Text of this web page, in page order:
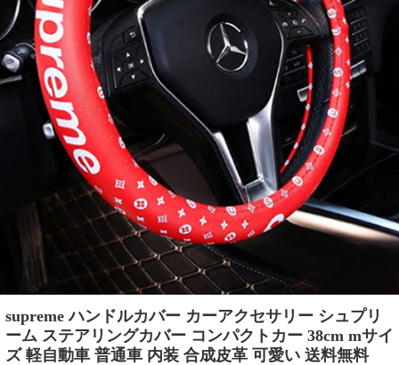
supreme ハンドルカバー カーアクセサリー シュプリ
ーム ステアリングカバー コンパクトカー 38cm mサイ
ズ 軽自動車 普通車 内装 合成皮革 可愛い 送料無料